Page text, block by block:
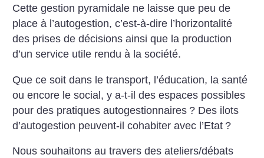
Cette gestion pyramidale ne laisse que peu de
place à l’autogestion, c’est-à-dire l’horizontalité
des prises de décisions ainsi que la production
d’un service utile rendu à la société.
Que ce soit dans le transport, l’éducation, la santé
ou encore le social, y a-t-il des espaces possibles
pour des pratiques autogestionnaires ? Des ilots
d’autogestion peuvent-il cohabiter avec l’Etat ?
Nous souhaitons au travers des ateliers/débats